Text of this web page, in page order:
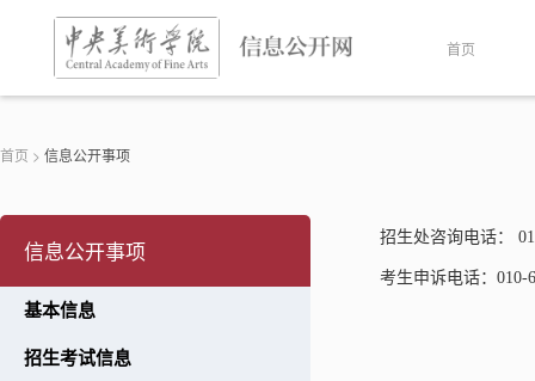
首页
首页 > 信息公开事项
信息公开事项
基本信息
招生考试信息
招生处咨询电话：
考生申诉电话： 010-